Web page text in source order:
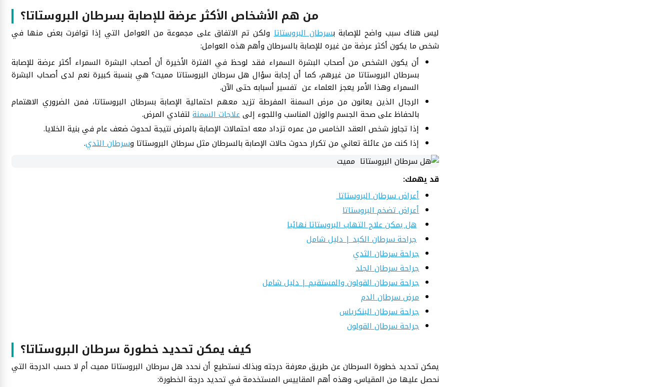
من هم الأشخاص الأكثر عرضة للإصابة بسرطان البروستاتا؟
ليس هناك سبب واضح للإصابة بسرطان البروستاتاولكن تم الاتفاق على مجموعة من العوامل التي إذا توافرت بعض منها في
شخص ما يكون أكثر عرضة من غيره للإصابة بالسرطان وأهم هذه العوامل:
أن يكون الشخص من أصحاب البشرة السمراء فقد لوحظ في الفترة الأخيرة أن أصحاب البشرة السمراء أكثر عرضة للإصابة
بسرطان البروستاتا من غيرهم، كما أن إجابة سؤال هل سرطان البروستاتا مميت؟ هي بنسبة كبيرة نعم لدى أصحاب البشرة
السمراء وهذا الأمر يعجز العلماء عن تفسير أسبابه حتى الآن.
الرجال الذين يعانون من مرض السمنة المفرطة تزيد معهم احتمالية الإصابة بسرطان البروستاتا، فمن الضروري الاهتمام
بالحفاظ على صحة الجسم والوزن المناسب واللجوء إلىعلاجات السمنةلتفادي المرض.
إذا تجاوز شخص العقد الخامس من عمره تزداد معه احتمالات الإصابة بالمرض نتيجة لحدوث ضعف عام في بنية الخلايا.
إذا كنت من عائلة تعاني من تكرار حدوث حالات الإصابة بالسرطان مثل سرطان البروستاتا وسرطان الثدي.
قد يهمك:
أعراض سرطان البروستاتا
أعراض تضخم البروستاتا
هل يمكن علاج التهاب البروستاتا نهائيا
جراحة سرطان الكبد | دليل شامل
جراحة سرطان الثدي
جراحة سرطان الجلد
جراحة سرطان القولون والمستقيم | دليل شامل
مرض سرطان الدم
جراحة سرطان البنكرياس
جراحة سرطان القولون
كيف يمكن تحديد خطورة سرطان البروستاتا؟
يمكن تحديد خطورة السرطان عن طريق معرفة درجته وبذلك نستطيع أن نحدد هل سرطان البروستاتا مميت أم لا حسب الدرجة التي
نحصل عليها من المقياس، وهذه أهم المقاييس المستخدمة في تحديد درجة الخطورة: